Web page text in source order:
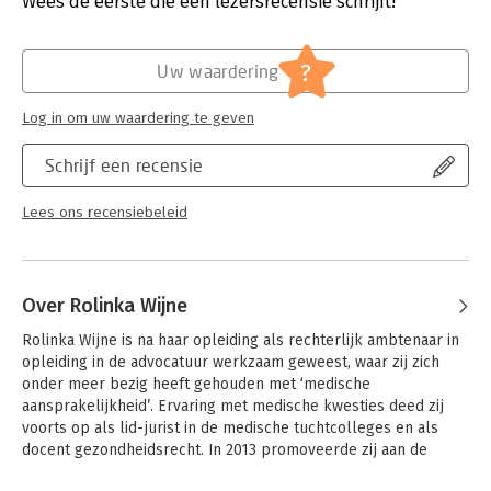
Aansprakelijkheid - Aansprakelijkheid
voorpersonen en zaken,
beroepsbeoefenaren [w.o. artsen;
Serie:
Boom Masterreeks
Schrijf een recensie
Lees ons recensiebeleid
Uw waardering ?
Log in om uw waardering te geven
Over Rolinka Wijne
Rolinka Wijne is na haar opleiding als rechterlijk ambtenaar in
opleiding in de advocatuur werkzaam geweest, waar zij zich
onder meer bezig heeft gehouden met ‘medische
aansprakelijkheid’. Ervaring met medische kwesties deed zij
voorts op als lid-jurist in de medische tuchtcolleges en als
docent gezondheidsrecht. In 2013 promoveerde zij aan de